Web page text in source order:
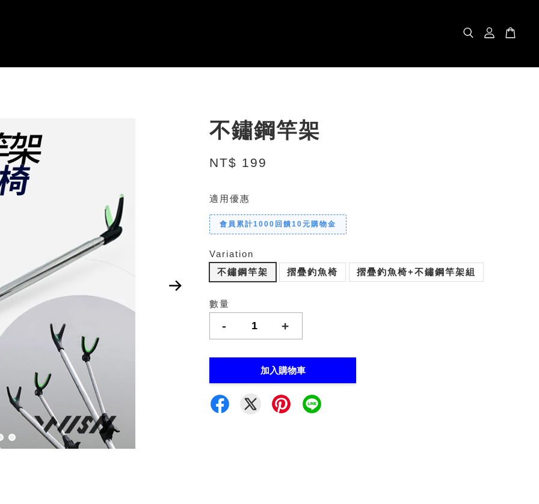
不鏽鋼竿架
NT$ 199
適用優惠
會員累計1000回饋10元購物金
Variation
不鏽鋼竿架
摺疊釣魚椅 摺疊釣魚椅+不鏽鋼竿架組
數量
- +
加入購物車